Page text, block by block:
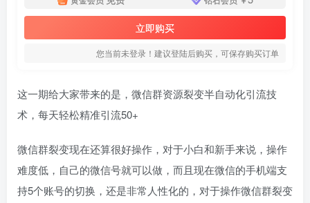
立即购买
您当前未登录！建议登陆后购买，可保存购买订单
这一期给大家带来的是，微信群资源裂变半自动化引流技
术，每天轻松精准引流50+
微信群裂变现在还算很好操作，对于小白和新手来说，操作
难度低，自己的微信号就可以做，而且现在微信的手机端支
持5个账号的切换，还是非常人性化的，对于操作微信群裂变